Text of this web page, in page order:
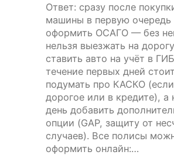
Ответ: сразу после
машины в первую очередь
оформить ОСАГО — без
нельзя выезжать на
ставить авто на учёт в
течение первых дней стоит
подумать про КАСКО
дорогое или в кредите), а
день добавить
опции (GAP, защиту от
случаев). Все полисы
оформить онлайн:…